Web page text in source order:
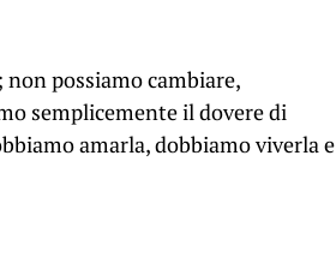
non possiamo cambiare,
semplicemente il dovere di
amarla, dobbiamo viverla e